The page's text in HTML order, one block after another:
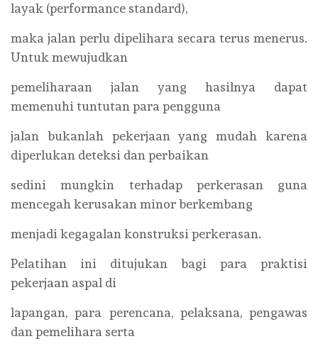
layak (performance standard),
maka jalan perlu dipelihara secara terus menerus.
Untuk mewujudkan
pemeliharaan jalan yang hasilnya dapat
memenuhi tuntutan para pengguna
jalan bukanlah pekerjaan yang mudah karena
diperlukan deteksi dan perbaikan
sedini mungkin terhadap perkerasan guna
mencegah kerusakan minor berkembang
menjadi kegagalan konstruksi perkerasan.
Pelatihan ini ditujukan bagi para praktisi
pekerjaan aspal di
lapangan, para perencana, pelaksana, pengawas
dan pemelihara serta